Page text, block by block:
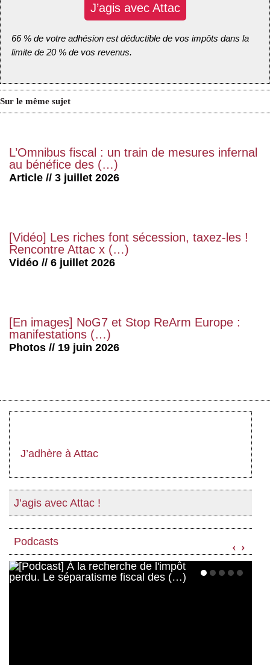
J’agis avec Attac
66 % de votre adhésion est déductible de vos impôts dans la
limite de 20 % de vos revenus.
Sur le même sujet
L’Omnibus fiscal : un train de mesures infernal
au bénéfice des (…)
Article // 3 juillet 2026
[Vidéo] Les riches font sécession, taxez-les !
Rencontre Attac x (…)
Vidéo // 6 juillet 2026
[En images] NoG7 et Stop ReArm Europe :
manifestations (…)
Photos // 19 juin 2026
J’adhère à Attac
J’agis avec Attac !
Podcasts ‹ ›